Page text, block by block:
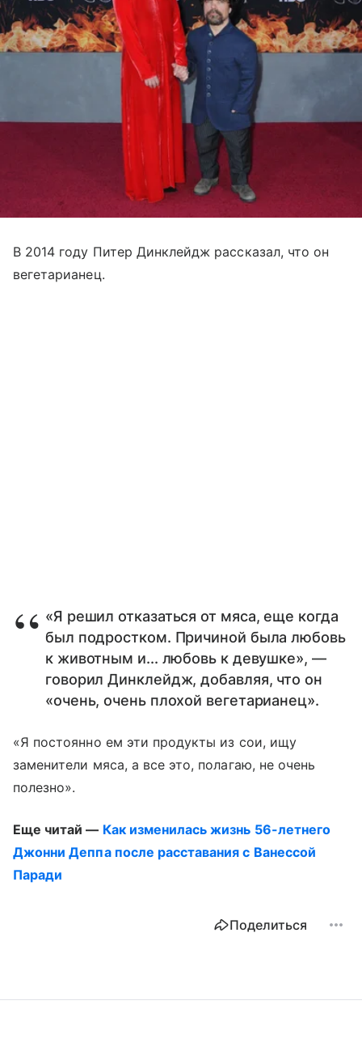
В 2014 году Питер Динклейдж рассказал, что он
вегетарианец.
«Я решил отказаться от мяса, еще когда
был подростком. Причиной была любовь
к животным и... любовь к девушке», —
говорил Динклейдж, добавляя, что он
«очень, очень плохой вегетарианец».
«Я постоянно ем эти продукты из сои, ищу
заменители мяса, а все это, полагаю, не очень
полезно».
Еще читай — Как изменилась жизнь 56-летнего
Джонни Деппа после расставания с Ванессой
Паради
Поделиться